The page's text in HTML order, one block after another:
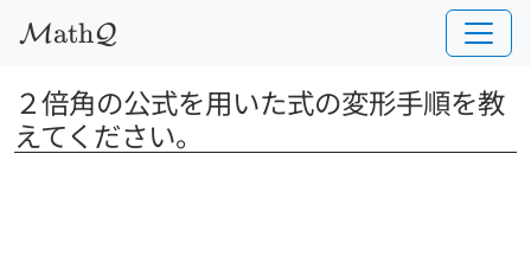
MathQ
２倍角の公式を用いた式の変形手順を教
えてください。